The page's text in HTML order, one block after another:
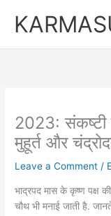
2023: संकष्टी
मुहूर्त और
Leave a Comment /
भाद्रपद मास के कृष्ण पक्ष
चौथ भी मनाई जाती है.